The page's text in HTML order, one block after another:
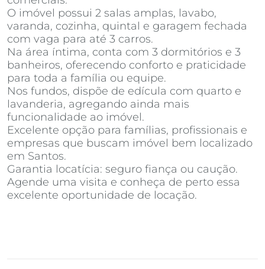
O imóvel possui 2 salas amplas, lavabo,
varanda, cozinha, quintal e garagem fechada
com vaga para até 3 carros.
Na área íntima, conta com 3 dormitórios e 3
banheiros, oferecendo conforto e praticidade
para toda a família ou equipe.
Nos fundos, dispõe de edícula com quarto e
lavanderia, agregando ainda mais
funcionalidade ao imóvel.
Excelente opção para famílias, profissionais e
empresas que buscam imóvel bem localizado
em Santos.
Garantia locatícia: seguro fiança ou caução.
Agende uma visita e conheça de perto essa
excelente oportunidade de locação.